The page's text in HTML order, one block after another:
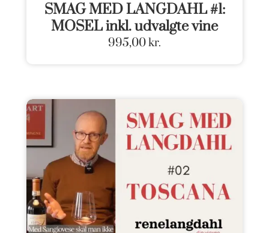
SMAG MED LANGDAHL #1:
MOSEL inkl. udvalgte vine
995,00kr.